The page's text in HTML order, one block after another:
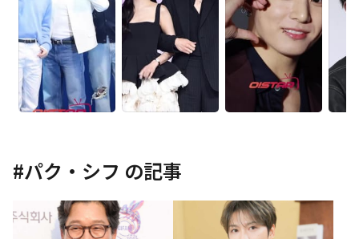
#パク・シフ の記事